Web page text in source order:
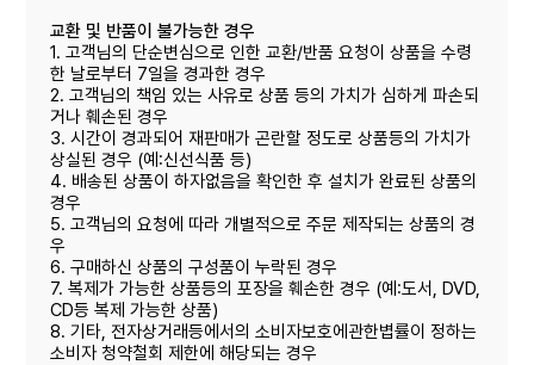
교환 및 반품이 불가능한 경우
1. 고객님의 단순변심으로 인한 교환/반품 요청이 상품을 수령
한 날로부터 7일을 경과한 경우
2. 고객님의 책임 있는 사유로 상품 등의 가치가 심하게 파손되
거나 훼손된 경우
3. 시간이 경과되어 재판매가 곤란할 정도로 상품등의 가치가
상실된 경우 (예:신선식품 등)
4. 배송된 상품이 하자없음을 확인한 후 설치가 완료된 상품의
경우
5. 고객님의 요청에 따라 개별적으로 주문 제작되는 상품의 경
우
6. 구매하신 상품의 구성품이 누락된 경우
7. 복제가 가능한 상품등의 포장을 훼손한 경우 (예:도서, DVD,
CD등 복제 가능한 상품)
8. 기타, 전자상거래등에서의 소비자보호에관한볍률이 정하는
소비자 청약철회 제한에 해당되는 경우